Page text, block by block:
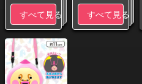
すべて見る すべて見る